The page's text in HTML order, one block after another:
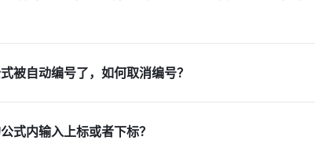
被自动编号了，如何取消编号？
式内输入上标或者下标？